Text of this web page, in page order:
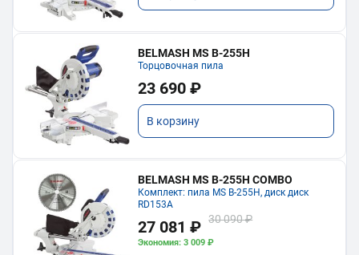
BELMASH MS B-255H
Торцовочная пила
23 690 ₽
В корзину
BELMASH MS B-255H COMBO
Комплект: пила MS B-255H, диск диск
RD153A
27 081 ₽ 30 090 ₽
Экономия: 3 009 ₽